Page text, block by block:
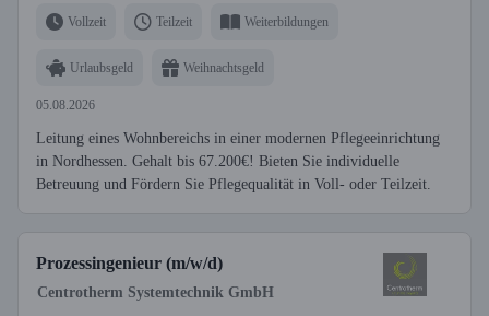
Vollzeit Teilzeit Weiterbildungen
Urlaubsgeld Weihnachtsgeld
05.08.2026
Leitung eines Wohnbereichs in einer modernen Pflegeeinrichtung
in Nordhessen. Gehalt bis 67.200€! Bieten Sie individuelle
Betreuung und Fördern Sie Pflegequalität in Voll- oder Teilzeit.
Prozessingenieur (m/w/d)
Centrotherm Systemtechnik GmbH